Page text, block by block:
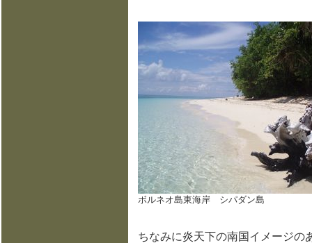
ボルネオ島東海岸 シパダン島
ちなみに炎天下の南国イメージの